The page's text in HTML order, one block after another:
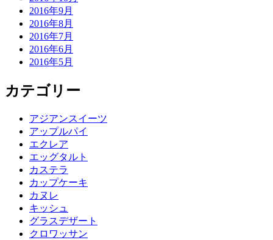
2016年9月
2016年8月
2016年7月
2016年6月
2016年5月
カテゴリー
アジアンスイーツ
アップルパイ
エクレア
エッグタルト
カステラ
カップケーキ
カヌレ
キッシュ
グラスデザート
クロワッサン